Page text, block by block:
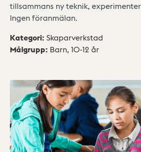
tillsammans ny teknik,
Ingen föranmälan.
Kategori: Skaparverkstad
Målgrupp: Barn, 10-12 år